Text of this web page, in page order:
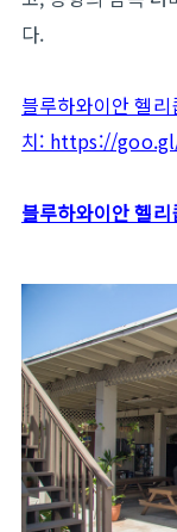
다.
블루하와이안 헬리
치: https://
블루하와이안 헬